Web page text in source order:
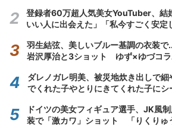
登録者60万超人気美女YouTuber、
いい人に出会えた」「私今すごく安定
羽生結弦、美しいブルー基調の衣装で
岩沢厚治と3ショット ゆず×ゆづコラ
ダレノガレ明美、被災地炊き出しで
でくれた子やとりにきてくれた子にシ
ドイツの美女フィギュア選手、JK風
装で「激カワ」ショット 「りくりゅ